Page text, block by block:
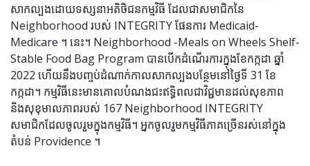
សាកល្បងដោយទស្សនាអតិថិជនកម្មវិធី ដែលជាសមាជិកនៃ
Neighborhood របស់ INTEGRITY ផែនការ Medicaid-
Medicare ។ នេះ។ Neighborhood -Meals on Wheels Shelf-
Stable Food Bag Program បានបើកដំណើរការក្នុងខែកក្កដា ឆ្នាំ
2022 ហើយនឹងបញ្ចប់ដំណាក់កាលសាកល្បងបន្ថែមនៅថ្ងៃទី 31 ខែ
កក្កដា។ កម្មវិធីនេះមានគោលបំណងជះឥទ្ធិពលជាវិជ្ជមានដល់សុខភាព
និងសុខុមាលភាពរបស់ 167 Neighborhood INTEGRITY
សមាជិកដែលចូលរួមក្នុងកម្មវិធី។ អ្នកចូលរួមកម្មវិធីភាគច្រើនរស់នៅក្នុង
តំបន់ Providence ។